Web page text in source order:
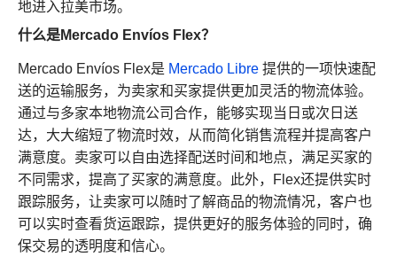
地进入拉美市场。
什么是Mercado Envíos Flex？
Mercado Envíos Flex是 Mercado Libre 提供的一项快速配
送的运输服务，为卖家和买家提供更加灵活的物流体验。
通过与多家本地物流公司合作，能够实现当日或次日送
达，大大缩短了物流时效，从而简化销售流程并提高客户
满意度。卖家可以自由选择配送时间和地点，满足买家的
不同需求，提高了买家的满意度。此外，Flex还提供实时
跟踪服务，让卖家可以随时了解商品的物流情况，客户也
可以实时查看货运跟踪，提供更好的服务体验的同时，确
保交易的透明度和信心。